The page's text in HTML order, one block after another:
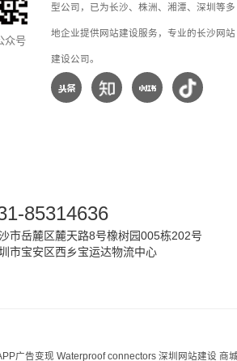
众号
型公司，已为长沙、株洲、湘潭、深圳等多
地企业提供网站建设服务，专业的长沙网站
建设公司。
85314636
市岳麓区麓天路8号橡树园005栋202号
市宝安区西乡宝运达物流中心
广告变现 Waterproof connectors 深圳网站建设 商